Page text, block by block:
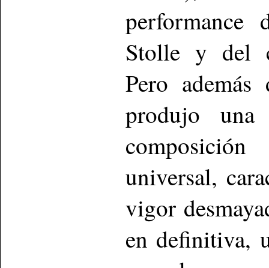
performance
Stolle y del
Pero
produjo una
universal,
vigor
en definitiva,